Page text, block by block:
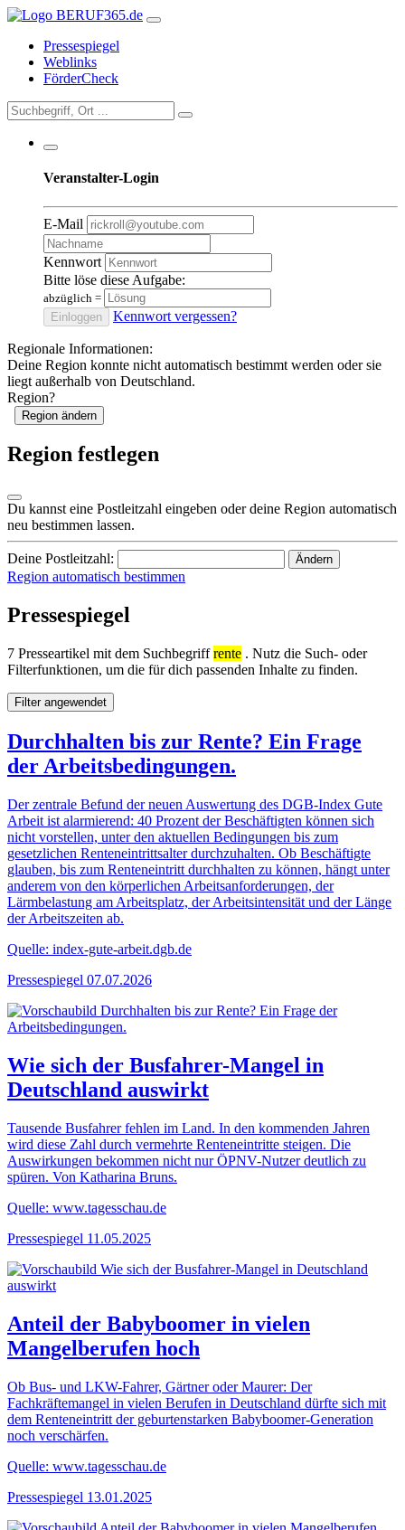
Pressespiegel
Weblinks
FörderCheck
Veranstalter-Login
E-Mail
Kennwort
Bitte löse diese Aufgabe:
abzüglich =
Einloggen
Kennwort vergessen?
Regionale Informationen:
Deine Region konnte nicht automatisch bestimmt werden oder sie
liegt außerhalb von Deutschland.
Region?
Region ändern
Region festlegen
Du kannst eine Postleitzahl eingeben oder deine Region automatisch
neu bestimmen lassen.
Deine Postleitzahl: Ändern
Region automatisch bestimmen
Pressespiegel
7 Presseartikel mit dem Suchbegriffrente . Nutz die Such- oder
Filterfunktionen, um die für dich passenden Inhalte zu finden.
Filter angewendet
Durchhalten bis zur Rente? Ein Frage
der Arbeitsbedingungen.
Der zentrale Befund der neuen Auswertung des DGB-Index Gute
Arbeit ist alarmierend: 40 Prozent der Beschäftigten können sich
nicht vorstellen, unter den aktuellen Bedingungen bis zum
gesetzlichen Renteneintrittsalter durchzuhalten. Ob Beschäftigte
glauben, bis zum Renteneintritt durchhalten zu können, hängt unter
anderem von den körperlichen Arbeitsanforderungen, der
Lärmbelastung am Arbeitsplatz, der Arbeitsintensität und der Länge
der Arbeitszeiten ab.
Quelle: index-gute-arbeit.dgb.de
Pressespiegel 07.07.2026
Wie sich der Busfahrer-Mangel in
Deutschland auswirkt
Tausende Busfahrer fehlen im Land. In den kommenden Jahren
wird diese Zahl durch vermehrte Renteneintritte steigen. Die
Auswirkungen bekommen nicht nur ÖPNV-Nutzer deutlich zu
spüren. Von Katharina Bruns.
Quelle: www.tagesschau.de
Pressespiegel 11.05.2025
Anteil der Babyboomer in vielen
Mangelberufen hoch
Ob Bus- und LKW-Fahrer, Gärtner oder Maurer: Der
Fachkräftemangel in vielen Berufen in Deutschland dürfte sich mit
dem Renteneintritt der geburtenstarken Babyboomer-Generation
noch verschärfen.
Quelle: www.tagesschau.de
Pressespiegel 13.01.2025